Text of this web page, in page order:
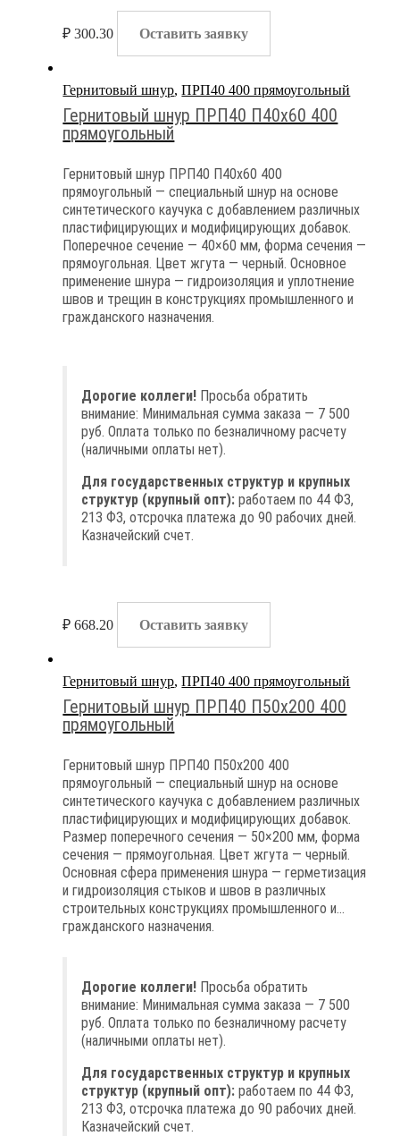
₽ 300.30 Оставить заявку
Гернитовый шнур,ПРП40 400 прямоугольный
Гернитовый шнур ПРП40 П40х60 400
прямоугольный
Гернитовый шнур ПРП40 П40х60 400
прямоугольный — специальный шнур на основе
синтетического каучука с добавлением различных
пластифицирующих и модифицирующих добавок.
Поперечное сечение — 40×60 мм, форма сечения —
прямоугольная. Цвет жгута — черный. Основное
применение шнура — гидроизоляция и уплотнение
швов и трещин в конструкциях промышленного и
гражданского назначения.
Дорогие коллеги! Просьба обратить
внимание: Минимальная сумма заказа — 7 500
руб. Оплата только по безналичному расчету
(наличными оплаты нет).
Для государственных структур и крупных
структур (крупный опт): работаем по 44 ФЗ,
213 ФЗ, отсрочка платежа до 90 рабочих дней.
Казначейский счет.
₽ 668.20 Оставить заявку
Гернитовый шнур,ПРП40 400 прямоугольный
Гернитовый шнур ПРП40 П50х200 400
прямоугольный
Гернитовый шнур ПРП40 П50х200 400
прямоугольный — специальный шнур на основе
синтетического каучука с добавлением различных
пластифицирующих и модифицирующих добавок.
Размер поперечного сечения — 50×200 мм, форма
сечения — прямоугольная. Цвет жгута — черный.
Основная сфера применения шнура — герметизация
и гидроизоляция стыков и швов в различных
строительных конструкциях промышленного и
гражданского назначения.
Дорогие коллеги! Просьба обратить
внимание: Минимальная сумма заказа — 7 500
руб. Оплата только по безналичному расчету
(наличными оплаты нет).
Для государственных структур и крупных
структур (крупный опт): работаем по 44 ФЗ,
213 ФЗ, отсрочка платежа до 90 рабочих дней.
Казначейский счет.